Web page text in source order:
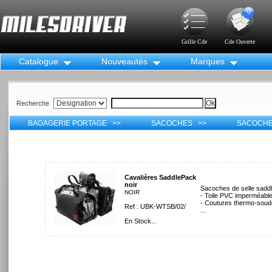
Grille Cde Cde Ouverte
0
Catalogue Nouveautés Marques
Recherche
BAGAGERIE PORTAGE >> SACOCHES >>
Cavalières SaddlePack
noir
NOIR
Ref : UBK-WTSB/02/
En Stock...
Sacoches de selle
- Toile PVC imperméable
- Coutures thermo-